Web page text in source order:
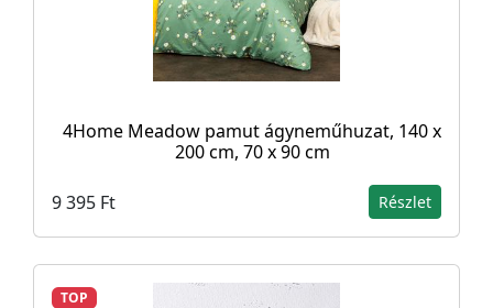
4Home Meadow pamut ágyneműhuzat, 140 x
200 cm, 70 x 90 cm
9 395 Ft Részlet
TOP